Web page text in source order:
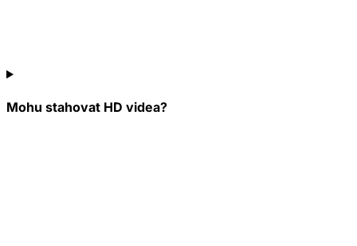
Mohu stahovat HD videa?